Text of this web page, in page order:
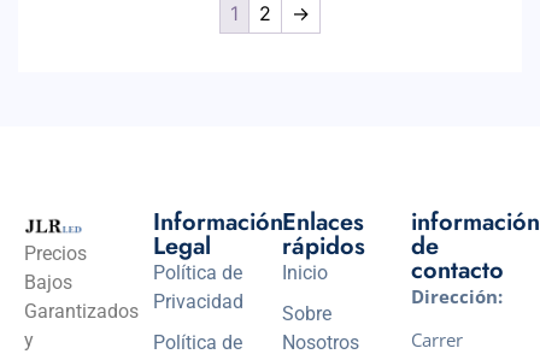
1 2 →
Precios
Bajos
Garantizados
y
Información
Legal
Política de
Privacidad
Política de
Enlaces
rápidos
Inicio
Sobre
Nosotros
información
de
contacto
Dirección:
Carrer